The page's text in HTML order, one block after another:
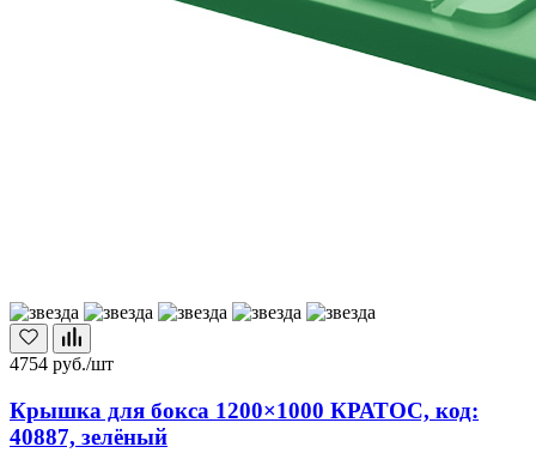
4754 руб./шт
Крышка для бокса 1200×1000 КРАТОС, код:
40887, зелёный